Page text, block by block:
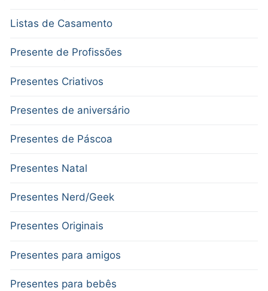
Listas de Casamento
Presente de Profissões
Presentes Criativos
Presentes de aniversário
Presentes de Páscoa
Presentes Natal
Presentes Nerd/Geek
Presentes Originais
Presentes para amigos
Presentes para bebês